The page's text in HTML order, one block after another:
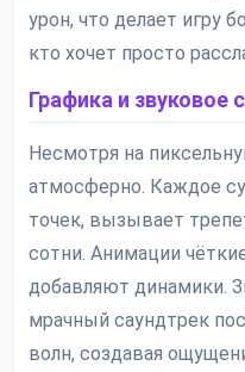
урон, что делает игру
кто хочет просто
Графика и звуковое
Несмотря на
атмосферно. Каждое
точек, вызывает
сотни. Анимации
добавляют динамики.
мрачный саундтрек
волн, создавая